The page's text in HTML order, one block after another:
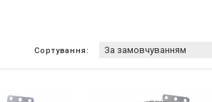
Сортування: